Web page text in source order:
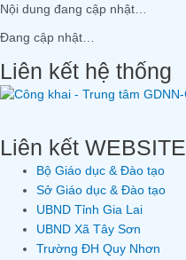
Nội dung đang cập nhật…
Đang cập nhật…
Liên kết hệ thống
Liên kết WEBSITE
Bộ Giáo dục & Đào tạo
Sở Giáo dục & Đào tạo
UBND Tỉnh Gia Lai
UBND Xã Tây Sơn
Trường ĐH Quy Nhơn